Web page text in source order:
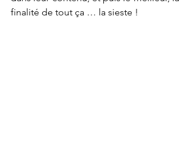
finalité de tout ça … la sieste !